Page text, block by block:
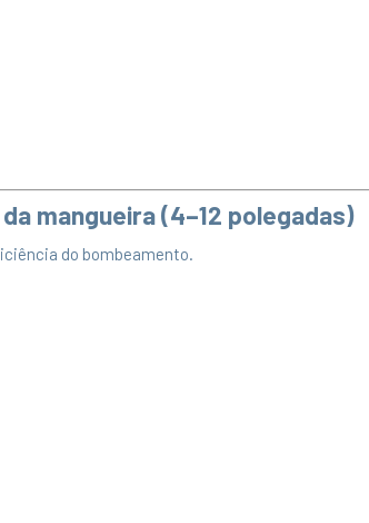
mangueira (4–12 polegadas)
do bombeamento.